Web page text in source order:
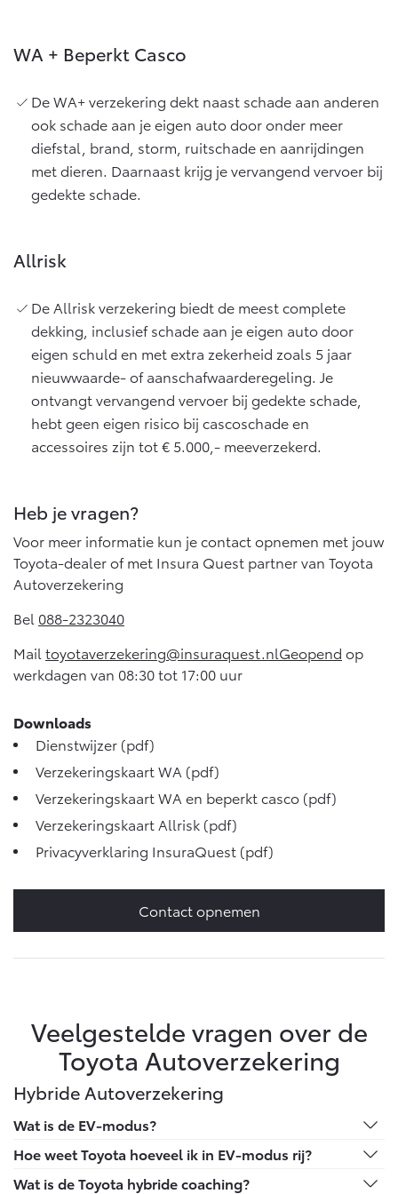
WA + Beperkt Casco
De WA+ verzekering dekt naast schade aan anderen
ook schade aan je eigen auto door onder meer
diefstal, brand, storm, ruitschade en aanrijdingen
met dieren. Daarnaast krijg je vervangend vervoer bij
gedekte schade.
Allrisk
De Allrisk verzekering biedt de meest complete
dekking, inclusief schade aan je eigen auto door
eigen schuld en met extra zekerheid zoals 5 jaar
nieuwwaarde- of aanschafwaarderegeling. Je
ontvangt vervangend vervoer bij gedekte schade,
hebt geen eigen risico bij cascoschade en
accessoires zijn tot € 5.000,- meeverzekerd.
Heb je vragen?
Voor meer informatie kun je contact opnemen met jouw
Toyota-dealer of met Insura Quest partner van Toyota
Autoverzekering
Bel 088-2323040
Mail toyotaverzekering@insuraquest.nlGeopend op
werkdagen van 08:30 tot 17:00 uur
Downloads
Dienstwijzer (pdf)
Verzekeringskaart WA (pdf)
Verzekeringskaart WA en beperkt casco (pdf)
Verzekeringskaart Allrisk (pdf)
Privacyverklaring InsuraQuest (pdf)
Contact opnemen
Veelgestelde vragen over de
Toyota Autoverzekering
Hybride Autoverzekering
Wat is de EV-modus?
In EV-modus rijden betekent het rijden op alleen de
elektromotor, zonder benzinemotor. Je Toyota schakelt
Hoe weet Toyota hoeveel ik in EV-modus rij?
De nieuwste Toyota-auto's zijn volledig verbonden via
Wat is de Toyota hybride coaching?